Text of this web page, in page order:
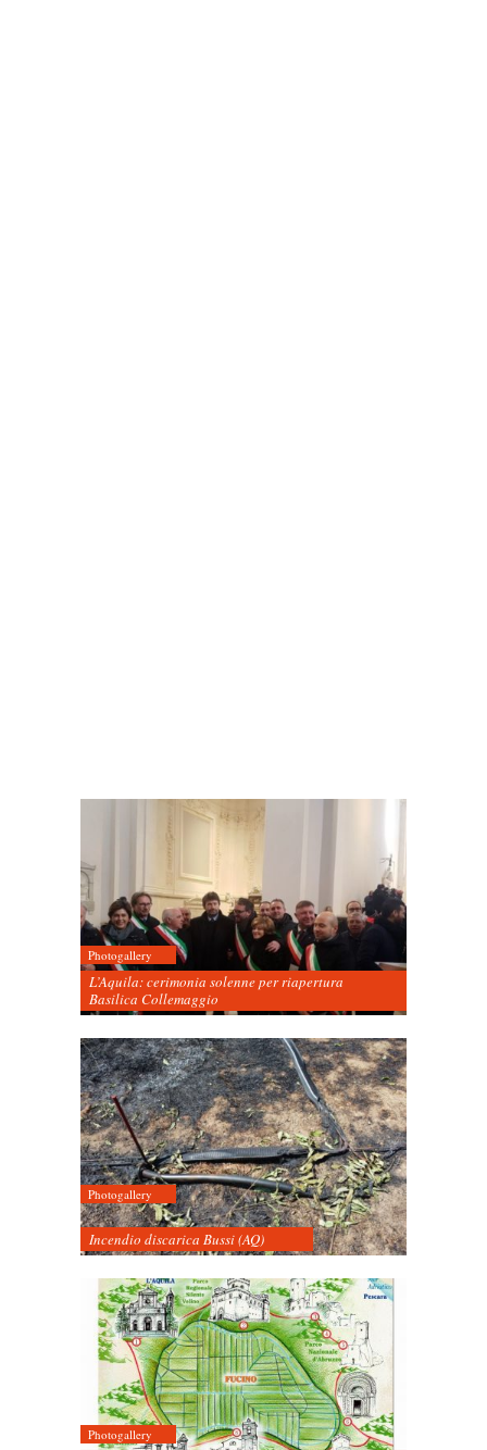
Photogallery
L’Aquila: cerimonia solenne per riapertura
Basilica Collemaggio
Photogallery
Incendio discarica Bussi (AQ)
Photogallery